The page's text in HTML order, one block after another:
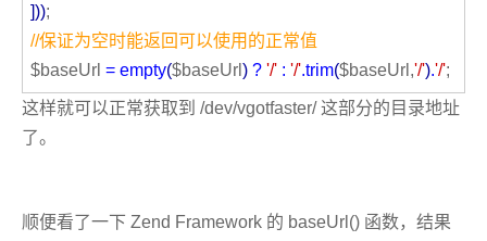
]));
//保证为空时能返回可以使用的正常值
$baseUrl = empty($baseUrl ) ? '/' : '/'.trim($baseUrl,'/').'/';
这样就可以正常获取到 /dev/vgotfaster/ 这部分的目录地址
了。
顺便看了一下 Zend Framework 的 baseUrl() 函数，结果